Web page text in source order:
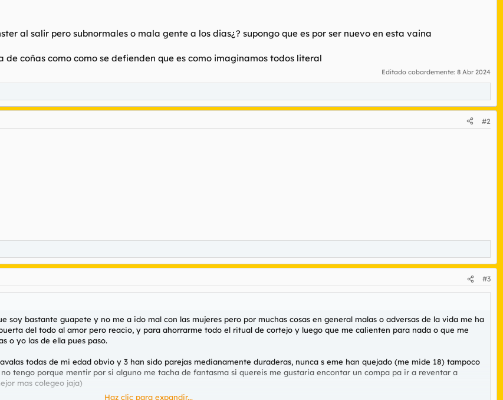
al salir pero subnormales o mala gente a los dias¿? supongo que es por ser nuevo en esta vaina
coñas como como se defienden que es como imaginamos todos literal
Editado cobardemente: 8 Abr 2024
#2
#3
soy bastante guapete y no me a ido mal con las mujeres pero por muchas cosas en general malas o adversas de la vida me ha
del todo al amor pero reacio, y para ahorrarme todo el ritual de cortejo y luego que me calienten para nada o que me
o yo las de ella pues paso.
todas de mi edad obvio y 3 han sido parejas medianamente duraderas, nunca s eme han quejado (me mide 18) tampoco
tengo porque mentir por si alguno me tacha de fantasma si quereis me gustaria encontar un compa pa ir a reventar a
mas colegeo jaja)
Haz clic para expandir...